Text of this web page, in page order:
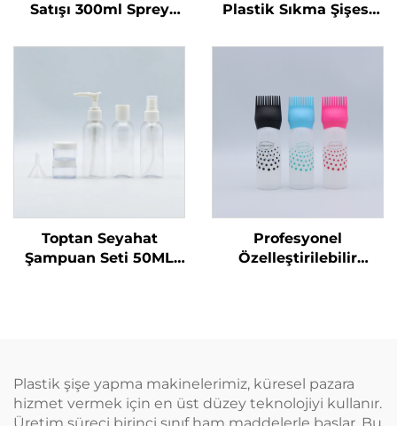
Satışı 300ml Sprey
Yuvarlak Omuzlu
Plastik Sıkma Şişesi
Logolu Bulaşık Sabunu
Mühürleme
Toptan Seyahat
Şampuan Seti 50ML
Profesyonel
Özelleştirilebilir
Plastik şişe yapma makinelerimiz, küresel pazara
hizmet vermek için en üst düzey teknolojiyi kullanır.